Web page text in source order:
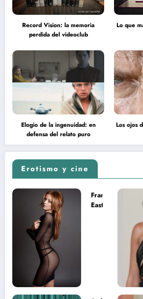
Record Vision: la memoria
perdida del videoclub
Lo que
Elogio de la ingenuidad: en
defensa del relato puro
Los ojos
Erotismo y cine
Francesca
Eastwood y